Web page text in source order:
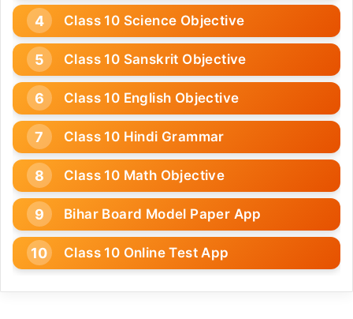
Class 10 Science Objective
Class 10 Sanskrit Objective
Class 10 English Objective
Class 10 Hindi Grammar
Class 10 Math Objective
Bihar Board Model Paper App
Class 10 Online Test App